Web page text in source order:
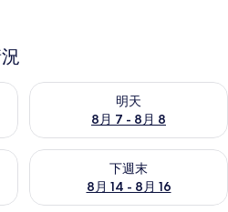
情況
明天
8月 7 - 8月 8
查看明天 (8月 7 - 8月 8) 的供
應情況
下週末
8月 14 - 8月 16
查看下週末 (8月 14 - 8月 16)